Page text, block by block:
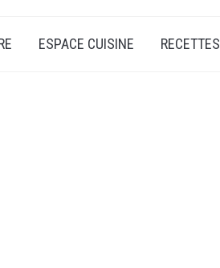
ESPACE CUISINE RECETTES